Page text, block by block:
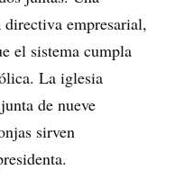
empresarial,
el sistema cumpla
La iglesia
de nueve
sirven